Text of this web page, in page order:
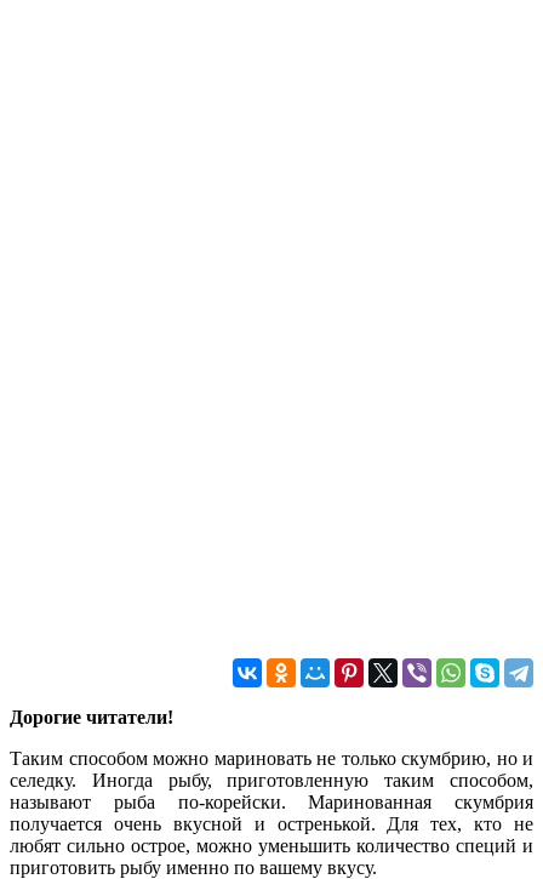
Дорогие читатели!
Таким способом можно мариновать не только скумбрию, но и
селедку. Иногда рыбу, приготовленную таким способом,
называют рыба по-корейски. Маринованная скумбрия
получается очень вкусной и остренькой. Для тех, кто не
любят сильно острое, можно уменьшить количество специй и
приготовить рыбу именно по вашему вкусу.